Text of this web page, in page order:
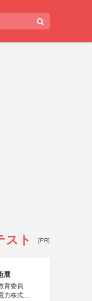
スト [PR]
展
育委員
力株式会